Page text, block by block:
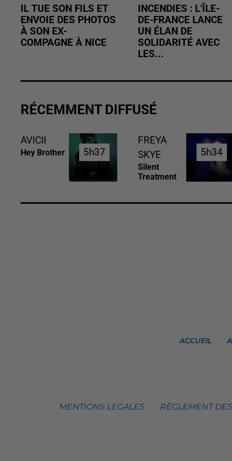
IL TUE SON FILS ET
ENVOIE DES PHOTOS
À SON EX-
COMPAGNE À NICE
INCENDIES : L’ÎLE-
DE-FRANCE LANCE
UN ÉLAN DE
SOLIDARITÉ AVEC
LES...
RÉCEMMENT DIFFUSÉ
AVICII
Hey Brother 5h37
5h37
FREYA
SKYE
Silent
Treatment
5h34
5h34
ACCUEIL
MENTIONS LEGALES RÈGLEMENT